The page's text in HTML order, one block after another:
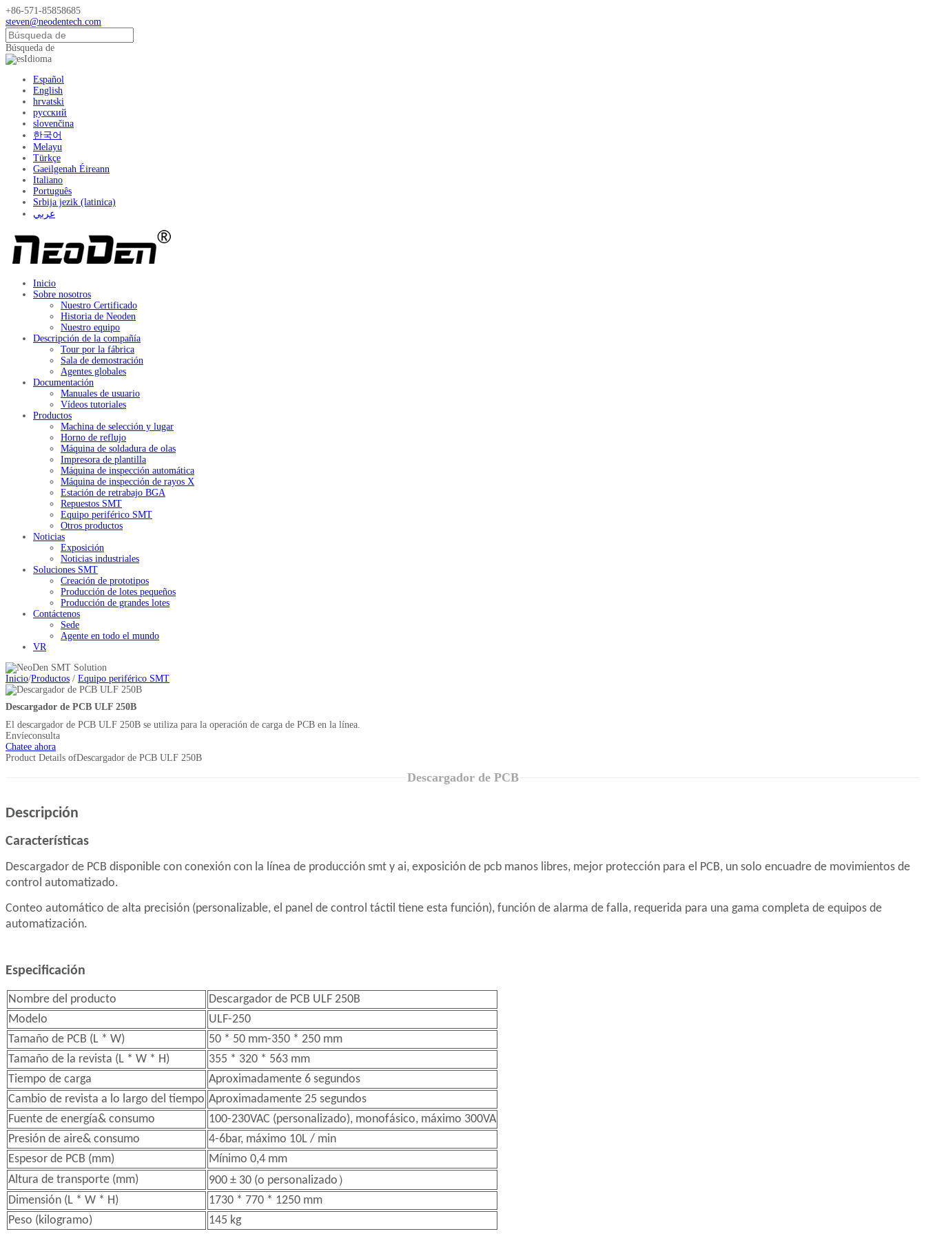
+86-571-85858685
steven@neodentech.com
Búsqueda de
Idioma
Español
English
hrvatski
русский
slovenčina
한국어
Melayu
Türkçe
Gaeilgenah Éireann
Italiano
Português
Srbija jezik (latinica)
عربي
Inicio
Sobre nosotros
Nuestro Certificado
Historia de Neoden
Nuestro equipo
Descripción de la compañía
Tour por la fábrica
Sala de demostración
Agentes globales
Documentación
Manuales de usuario
Vídeos tutoriales
Productos
Machina de selección y lugar
Horno de reflujo
Máquina de soldadura de olas
Impresora de plantilla
Máquina de inspección automática
Máquina de inspección de rayos X
Estación de retrabajo BGA
Repuestos SMT
Equipo periférico SMT
Otros productos
Noticias
Exposición
Noticias industriales
Soluciones SMT
Creación de prototipos
Producción de lotes pequeños
Producción de grandes lotes
Contáctenos
Sede
Agente en todo el mundo
VR
Inicio/Productos / Equipo periférico SMT
Descargador de PCB ULF 250B
El descargador de PCB ULF 250B se utiliza para la operación de carga de PCB en la línea.
Envíeconsulta
Chatee ahora
Product Details ofDescargador de PCB ULF 250B
Descargador de PCB
Descripción
Características
Descargador de PCB disponible con conexión con la línea de producción smt y ai, exposición de pcb manos libres, mejor protección para el PCB, un solo encuadre de movimientos de
control automatizado.
Conteo automático de alta precisión (personalizable, el panel de control táctil tiene esta función), función de alarma de falla, requerida para una gama completa de equipos de
automatización.
Especificación
Nombre del producto
Descargador de PCB ULF 250B
Modelo
ULF-250
Tamaño de PCB (L * W)
50 * 50 mm-350 * 250 mm
Tamaño de la revista (L * W * H)
355 * 320 * 563 mm
Tiempo de carga
Aproximadamente 6 segundos
Cambio de revista a lo largo del tiempo Aproximadamente 25 segundos
Fuente de energía& consumo
100-230VAC (personalizado), monofásico, máximo 300VA
Presión de aire& consumo
4-6bar, máximo 10L / min
Espesor de PCB (mm)
Mínimo 0,4 mm
Altura de transporte (mm)
900 ± 30 (o personalizado）
Dimensión (L * W * H)
1730 * 770 * 1250 mm
Peso (kilogramo)
145 kg